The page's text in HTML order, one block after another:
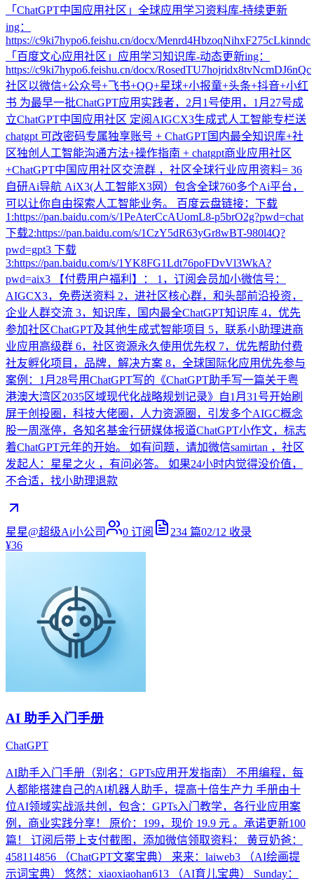
「ChatGPT中国应用社区」全球应用学习资料库-持续更新
ing：
https://c9ki7hypo6.feishu.cn/docx/Menrd4HbzoqNihxF275cLkinndc
「百度文心应用社区」应用学习知识库-动态更新ing：
https://c9ki7hypo6.feishu.cn/docx/RosedTU7hojridx8tvNcmDJ6nQc
社区以微信+公众号+飞书+QQ+星球+小报童+头条+抖音+小红
书 为最早一批ChatGPT应用实践者，2月1号使用，1月27号成
立ChatGPT中国应用社区 定阅AIGCX3生成式人工智能专栏送
chatgpt 可改密码专属独享账号 + ChatGPT国内最全知识库+社
区独创人工智能沟通方法+操作指南 + chatgpt商业应用社区
+ChatGPT中国应用社区交流群 ，社区全球行业应用资料= 36
自研Ai导航 AiX3(人工智能X3网）包含全球760多个Ai平台，
可以让你自由探索人工智能业务。 百度云盘链接：下载
1:https://pan.baidu.com/s/1PeAterCcAUomL8-p5brO2g?pwd=chat
下载2:https://pan.baidu.com/s/1CzY5dR63yGr8wBT-980l4Q?
pwd=gpt3 下载
3:https://pan.baidu.com/s/1YK8FG1Ldt76poFDvVl3WkA?
pwd=aix3 【付费用户福利】： 1，订阅会员加小微信号：
AIGCX3，免费送资料 2，进社区核心群，和头部前沿投资，
企业人群交流 3，知识库，国内最全ChatGPT知识库 4，优先
参加社区ChatGPT及其他生成式智能项目 5，联系小助理进商
业应用高级群 6，社区资源永久使用优先权 7，优先帮助付费
社友孵化项目，品牌，解决方案 8，全球国际化应用优先参与
案例：1月28号用ChatGPT写的《ChatGPT助手写一篇关于粤
港澳大湾区2035区域现代化战略规划记录》自1月31号开始刷
屏于创投圈，科技大佬圈，人力资源圈，引发多个AIGC概念
股一周涨停，各知名基金行研媒体报道ChatGPT小作文，标志
着ChatGPT元年的开始。 如有问题，请加微信samirtan ，社区
发起人：星星之火 ，有问必答。 如果24小时内觉得没价值，
不合适，找小助理退款
星星@超级Ai小公司 0 订阅 234 篇02/12 收录
¥36
AI 助手入门手册
ChatGPT
AI助手入门手册（别名：GPTs应用开发指南） 不用编程，每
人都能搭建自己的AI机器人助手，提高十倍生产力 手册由十
位AI领域实战派共创，包含：GPTs入门教学，各行业应用案
例，商业实践分享！ 原价：199，现价 19.9 元 。承诺更新100
篇！ 订阅后带上支付截图，添加微信领取资料： 黄豆奶爸：
458114856 （ChatGPT文案宝典） 来来：laiweb3 （AI绘画提
示词宝典） 悠然：xiaoxiaohan613 （AI育儿宝典） Sunday：